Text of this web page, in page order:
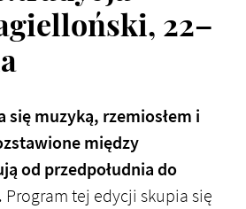
22–
się muzyką, rzemiosłem i
między
od przedpołudnia do
Program tej edycji skupia się